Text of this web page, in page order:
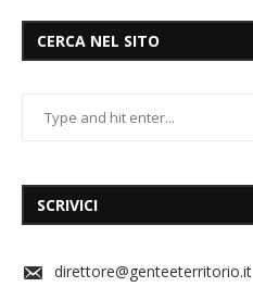
CERCA NEL SITO
SCRIVICI
direttore@genteeterritorio.it